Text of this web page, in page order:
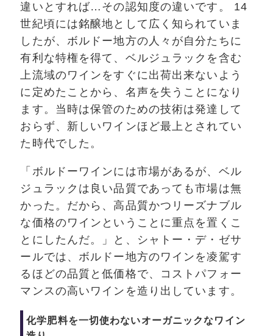
違いとすれば…その認知度の違いです。 14
世紀頃には銘醸地として広く知られていま
したが、ボルドー地方の人々が自分たちに
有利な特権を得て、ベルジュラックを含む
上流域のワインをすぐに出荷出来ないよう
に定めたことから、名声を失うことになり
ます。当時は保管のための技術は発達して
おらず、新しいワインほど最上とされてい
た時代でした。
「ボルドーワインには市場があるが、ベル
ジュラックは良い品質であっても市場は無
かった。だから、高品質かつリーズナブル
な価格のワインということに重点を置くこ
とにしたんだ。」と、シャトー・デ・ゼサ
ールでは、ボルドー地方のワインを凌駕す
るほどの品質と低価格で、コストパフォー
マンスの高いワインを造り出しています。
化学肥料を一切使わないオーガニックなワイン